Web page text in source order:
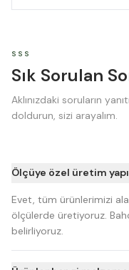
Landscaping). Nedir Bu
SSS
Sık Sorulan
Aklınızdaki soruların
doldurun, sizi arayalım.
Ölçüye özel üretim
Evet, tüm ürünlerimizi
ölçülerde üretiyoruz.
belirliyoruz.